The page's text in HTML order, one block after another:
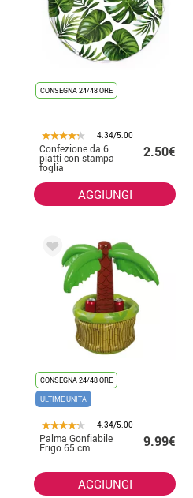
CONSEGNA 24/48 ORE
4.34/5.00
Confezione da 6
piatti con stampa
foglia
2.50€
AGGIUNGI
CONSEGNA 24/48 ORE
ULTIME UNITÀ
4.34/5.00
Palma Gonfiabile
Frigo 65 cm 9.99€
AGGIUNGI